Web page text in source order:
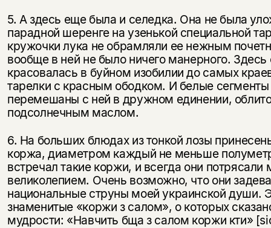
5. А здесь еще была и селедка. Она не была
парадной шеренге на узенькой специальной
кружочки лука не обрамляли ее неж­ным
вообще в ней не было ничего манерного. Здесь
красовалась в буйном изобилии до самых
тарелки с крас­ным ободком. И белые
перемешаны с ней в дружном единении,
подсолнечным маслом.
6. На больших блюдах из тонкой лозы
коржа, диа­метром каждый не меньше
встречал такие коржи, и всегда они
великолепием. Очень возможно, что они
национальные струны моей украинской души.
знаменитые «коржи з салом», о которых
мудрости: «Навчить бща з салом коржи кти»
Подписка на рассылку
Раз в неделю мы отправляем рассылку
о книгах и событиях «НЛО».
За подписку дарим промокод на
скидку 15%
Этой книги временно
нет в продаже.
Вы можете подписаться на
уведомления, и при поступлении книги
на склад получить письмо на указанный
электронный адрес.
Эта книга
не предназначена для
несовершеннолетних